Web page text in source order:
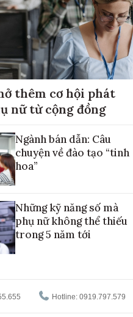
thêm cơ hội phát
nữ từ cộng đồng
Ngành bán dẫn: Câu
chuyện về đào tạo “tinh
hoa”
Những kỹ năng số mà
phụ nữ không thể thiếu
trong 5 năm tới
Hotline: 0919.797.579